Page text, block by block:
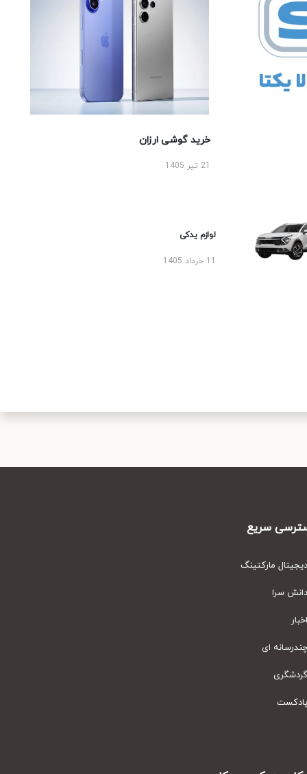
خرید گوشی ارزان
لوازم یدکی
سریع
مارکتینگ
سرا
ای